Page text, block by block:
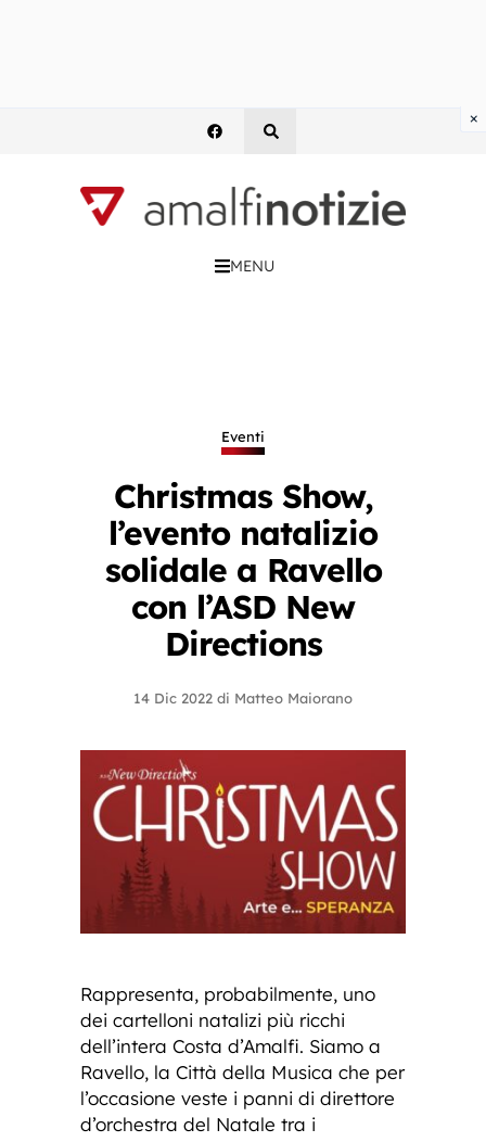
MENU
Eventi
Christmas Show,
l’evento natalizio
solidale a Ravello
con l’ASD New
Directions
14 Dic 2022 di Matteo Maiorano
Rappresenta, probabilmente, uno
dei cartelloni natalizi più ricchi
dell’intera Costa d’Amalfi. Siamo a
Ravello, la Città della Musica che per
l’occasione veste i panni di direttore
d’orchestra del Natale tra i
×